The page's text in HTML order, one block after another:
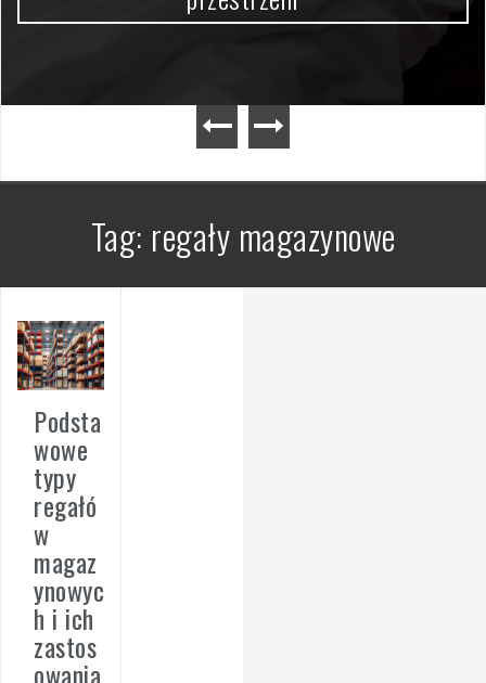
Tag: regały magazynowe
Podsta
wowe
typy
regałó
w
magaz
ynowyc
h i ich
zastos
owania